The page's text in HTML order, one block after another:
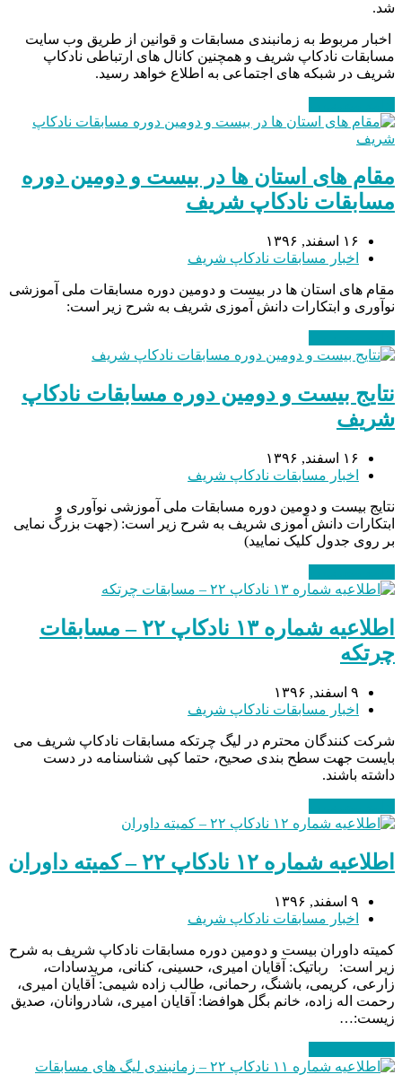
شد.
اخبار مربوط به زمانبندی مسابقات و قوانین از طریق وب سایت
مسابقات نادکاپ شریف و همچنین کانال های ارتباطی نادکاپ
شریف در شبکه های اجتماعی به اطلاع خواهد رسید.
مقام های استان ها در بیست و دومین دوره
مسابقات نادکاپ شریف
۱۶ اسفند, ۱۳۹۶
اخبار مسابقات نادکاپ شریف
مقام های استان ها در بیست و دومین دوره مسابقات ملی آموزشی
نوآوری و ابتکارات دانش آموزی شریف به شرح زیر است:
نتایج بیست و دومین دوره مسابقات نادکاپ
شریف
۱۶ اسفند, ۱۳۹۶
اخبار مسابقات نادکاپ شریف
نتایج بیست و دومین دوره مسابقات ملی آموزشی نوآوری و
ابتکارات دانش آموزی شریف به شرح زیر است: (جهت بزرگ نمایی
بر روی جدول کلیک نمایید)
اطلاعیه شماره ۱۳ نادکاپ ۲۲ – مسابقات
چرتکه
۹ اسفند, ۱۳۹۶
اخبار مسابقات نادکاپ شریف
شرکت کنندگان محترم در لیگ چرتکه مسابقات نادکاپ شریف می
بایست جهت سطح بندی صحیح، حتما کپی شناسنامه در دست
داشته باشند.
اطلاعیه شماره ۱۲ نادکاپ ۲۲ – کمیته داوران
۹ اسفند, ۱۳۹۶
اخبار مسابقات نادکاپ شریف
کمیته داوران بیست و دومین دوره مسابقات نادکاپ شریف به شرح
زیر است: رباتیک: آقایان امیری، حسینی، کنانی، مریدسادات،
زارعی، کریمی، باشنگ، رحمانی، طالب زاده شیمی: آقایان امیری،
رحمت اله زاده، خانم بگل هوافضا: آقایان امیری، شادروانان، صدیق
زیست:…